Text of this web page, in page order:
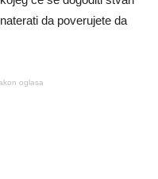
da poverujete da
oglasa